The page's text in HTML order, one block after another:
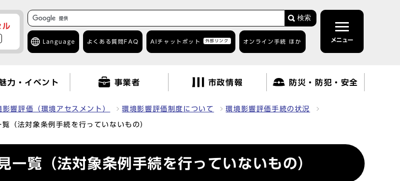
ル
検索
Language よくある質問 FAQ AIチャットボット 外部リンク オンライン手続 ほか メニュー
力・イベント 事業者 市政情報 防災・防犯・安全
影響評価（環境アセスメント） 環境影響評価制度について 環境影響評価手続の状況
（法対象条例手続を行っていないもの）
一覧（法対象条例手続を行っていないもの）